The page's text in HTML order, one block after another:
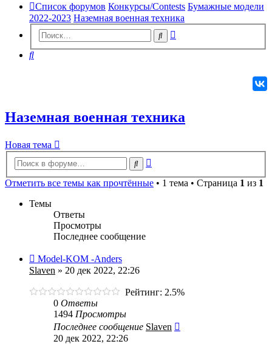
Список форумов Конкурсы/Contests Бумажные модели
2022-2023 Наземная военная техника
Поиск
Поиск
Наземная военная техника
Новая
тема
Новая тема
Поиск
Отметить все темы как прочтённые • 1 тема • Страница 1 из 1
Темы
Ответы
Просмотры
Последнее сообщение
Model-KOM -Anders
Slaven » 20 дек 2022, 22:26
Рейтинг: 2.5%
0 Ответы
1494 Просмотры
Последнее сообщение Slaven
20 дек 2022, 22:26